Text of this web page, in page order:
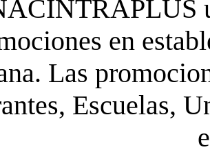
en
Las
Escuelas,